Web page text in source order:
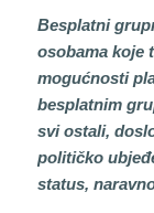
Besplatni
osobama koje
mogućnosti
besplatnim
svi ostali,
političko
status,